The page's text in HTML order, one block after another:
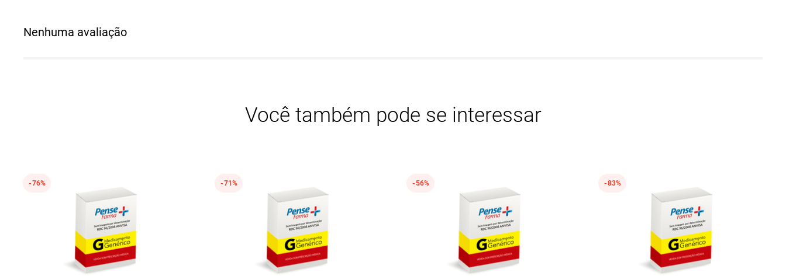
Título
Nenhuma avaliação
Você também pode se interessar
76% 71% 56% 83%